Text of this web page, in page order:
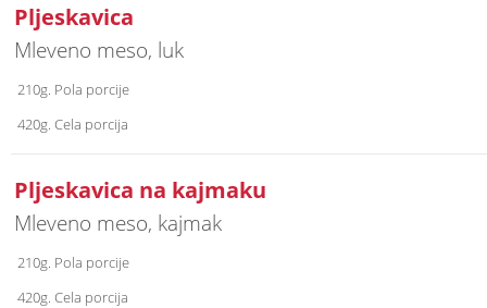
Pljeskavica
Mleveno meso, luk
210g. Pola porcije
420g. Cela porcija
Pljeskavica na kajmaku
Mleveno meso, kajmak
210g. Pola porcije
420g. Cela porcija